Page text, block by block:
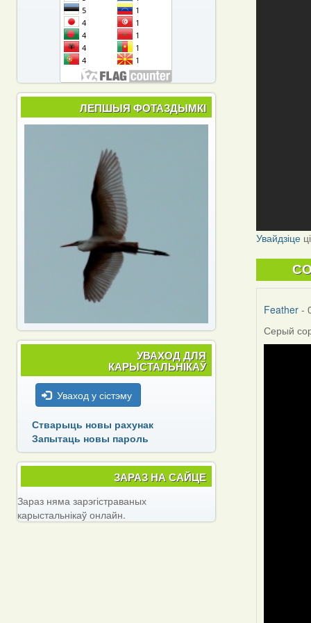
Увайдзіце
Feather -
Серый
ЛЕПШЫЯ ФОТАЗДЫМКІ
УВАХОД ДЛЯ
КАРЫСТАЛЬНІКАЎ
Уваход у сістэму
Стварыць новы рахунак
Запытаць новы пароль
ЗАРАЗ НА САЙЦЕ
Зараз няма зарэгістраваных
карыстальнікаў онлайн.